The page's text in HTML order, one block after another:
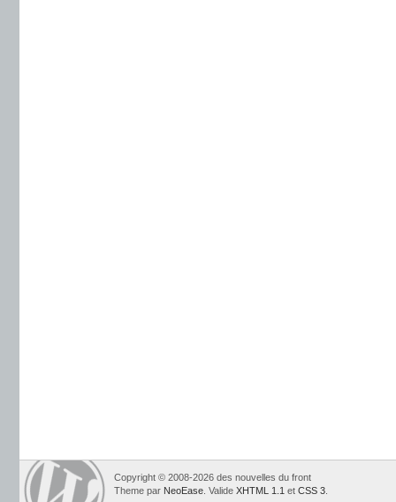
Copyright © 2008-2026 des nouvelles du front
Theme par NeoEase . Valide XHTML 1.1 et CSS 3